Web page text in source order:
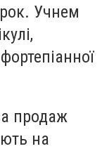
Учнем
продаж
на